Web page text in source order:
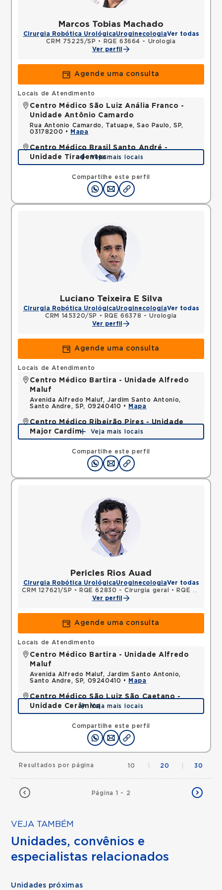
Marcos Tobias Machado
Cirurgia Robótica UrológicaUroginecologiaVer todas
CRM 75225/SP •
RQE 63664 - Urologia
Ver perfil
Agende uma consulta
Compartilhe este perfil
Locais de Atendimento
Centro Médico São Luiz Anália Franco -
Unidade Antônio Camardo
Rua Antonio Camardo, Tatuape, Sao Paulo, SP,
03178200 •
Mapa
Centro Médico Brasil Santo André -
Unidade Tiradentes
Rua Tiradentes, Vila Dora, Santo Andre, SP,
09030560 •Mapa
Veja mais locais
Luciano Teixeira E Silva
Cirurgia Robótica UrológicaUroginecologiaVer todas
CRM 145320/SP
•
RQE 66378 - Urologia
Ver perfil
Agende uma consulta
Compartilhe este perfil
Locais de Atendimento
Centro Médico Bartira - Unidade Alfredo
Maluf
Avenida Alfredo Maluf, Jardim Santo Antonio,
Santo Andre, SP, 09240410 •
Mapa
Centro Médico Ribeirão Pires - Unidade
Major Cardim
Rua Major Cardim, Suissa, Ribeirao Pires, SP,
Mapa
Veja mais locais
Pericles Rios Auad
Cirurgia Robótica UrológicaUroginecologiaVer todas
CRM 127621/SP • RQE 62830 - Cirurgia geral •
RQE 62831 - Urologia
Ver perfil
Agende uma consulta
Compartilhe este perfil
Locais de Atendimento
Centro Médico Bartira - Unidade Alfredo
Maluf
Avenida Alfredo Maluf, Jardim Santo Antonio,
Santo Andre, SP, 09240410 •
Mapa
Centro Médico São Luiz São Caetano -
Unidade Cerâmica
Alameda Caulim, Ceramica, Sao Caetano do Sul,
SP, 09531195 •
Veja mais locais
Página 1 - 2
Resultados por página 10 20 30
VEJA TAMBÉM
Unidades, convênios e
especialistas relacionados
Unidades próximas